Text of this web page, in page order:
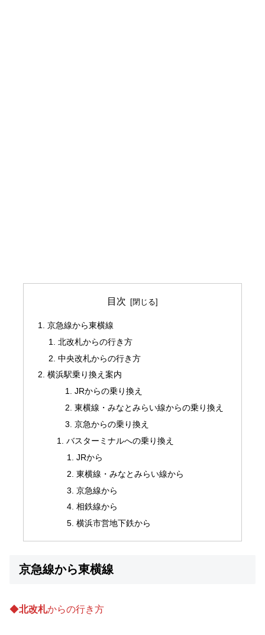
目次
京急線から東横線
北改札からの行き方
中央改札からの行き方
横浜駅乗り換え案内
JRからの乗り換え
東横線・みなとみらい線からの乗り換え
京急からの乗り換え
バスターミナルへの乗り換え
JRから
東横線・みなとみらい線から
京急線から
相鉄線から
横浜市営地下鉄から
京急線から東横線
◆北改札からの行き方